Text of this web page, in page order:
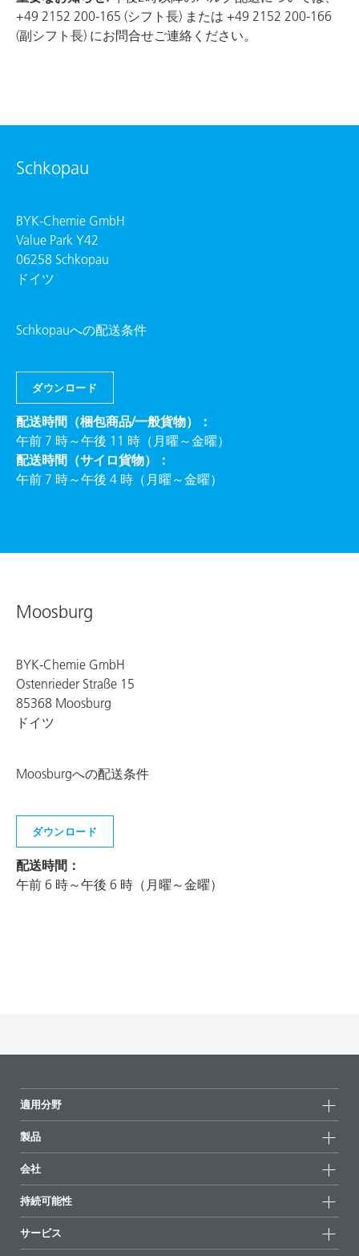
+49 2152 200-165 (シフト長) または +49 2152 200-166
(副シフト長) にお問合せご連絡ください。
Schkopau
BYK-Chemie GmbH
Value Park Y42
06258 Schkopau
ドイツ
Schkopauへの配送条件
ダウンロード
配送時間（梱包商品/一般貨物）：
午前 7 時～午後 11 時（月曜～金曜）
配送時間（サイロ貨物）：
午前 7 時～午後 4 時（月曜～金曜）
Moosburg
BYK-Chemie GmbH
Ostenrieder Straße 15
85368 Moosburg
ドイツ
Moosburgへの配送条件
ダウンロード
配送時間：
午前 6 時～午後 6 時（月曜～金曜）
適用分野
製品
全製品
ハイライト
会社
ニュース
拠点と販売代理店
持続可能性
持続可能な製品
サービス